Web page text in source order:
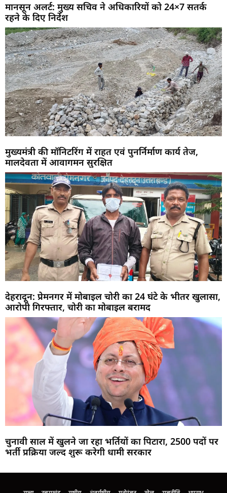
मानसून अलर्ट: मुख्य सचिव ने अधिकारियों को 24×7 सतर्क
रहने के दिए निर्देश
मुख्यमंत्री की मॉनिटरिंग में राहत एवं पुनर्निर्माण कार्य तेज,
मालदेवता में आवागमन सुरक्षित
देहरादून: प्रेमनगर में मोबाइल चोरी का 24 घंटे के भीतर खुलासा,
आरोपी गिरफ्तार, चोरी का मोबाइल बरामद
चुनावी साल में खुलने जा रहा भर्तियों का पिटारा, 2500 पदों पर
भर्ती प्रक्रिया जल्द शुरू करेगी धामी सरकार